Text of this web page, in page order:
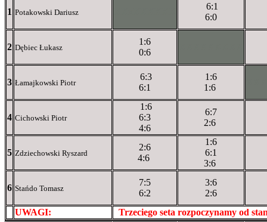
1 Potakowski Dariusz
6:1
6:0
2 Dębiec Łukasz
1:6
0:6
3 Łamajkowski Piotr
6:3
6:1
1:6
1:6
4 Cichowski Piotr
1:6
6:3
4:6
6:7
2:6
5 Zdziechowski Ryszard
2:6
4:6
1:6
6:1
3:6
6 Stańdo Tomasz
7:5
6:2
3:6
2:6
UWAGI:
Trzeciego seta rozpoczynamy od